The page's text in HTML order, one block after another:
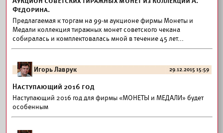
Федорина.
Предлагаемая к торгам на 99-м аукционе фирмы Монеты и
Медали коллекция тиражных монет советского чекана
собиралась и комплектовалась мной в течение 45 лет...
Игорь Лаврук 29.12.2015 15:59
Наступающий 2016 год
Наступающий 2016 год для фирмы «МОНЕТЫ и МЕДАЛИ» будет
особенным